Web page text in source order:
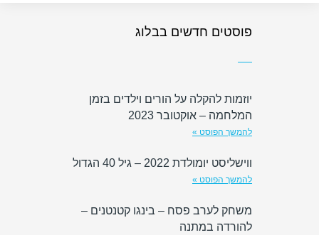
פוסטים חדשים בבלוג
יוזמות להקלה על הורים וילדים בזמן
המלחמה – אוקטובר 2023
להמשך הפוסט »
ווישליסט יומולדת 2022 – גיל 40 הגדול
להמשך הפוסט »
משחק לערב פסח – בינגו קטנטנים –
להורדה במתנה